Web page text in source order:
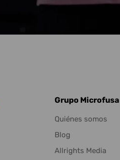
Grupo Microfusa
Quiénes somos
Blog
Allrights Media